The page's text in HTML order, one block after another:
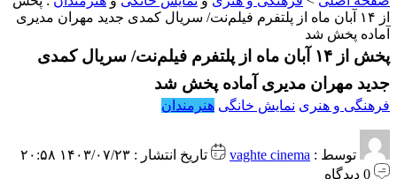
از ۱۴ آبان ماه از پلتفرم فیلم‌نت/ سریال کمدی جدید مهران مدیری
آماده پخش شد
پخش از ۱۴ آبان ماه از پلتفرم فیلم‌نت/ سریال کمدی
جدید مهران مدیری آماده پخش شد
فرهنگی و هنری نمایش خانگی هنرمندان
توسط : vaghte cinema
تاریخ انتشار : ۱۴۰۳/۰۷/۲۳ ۲۰:۵۸